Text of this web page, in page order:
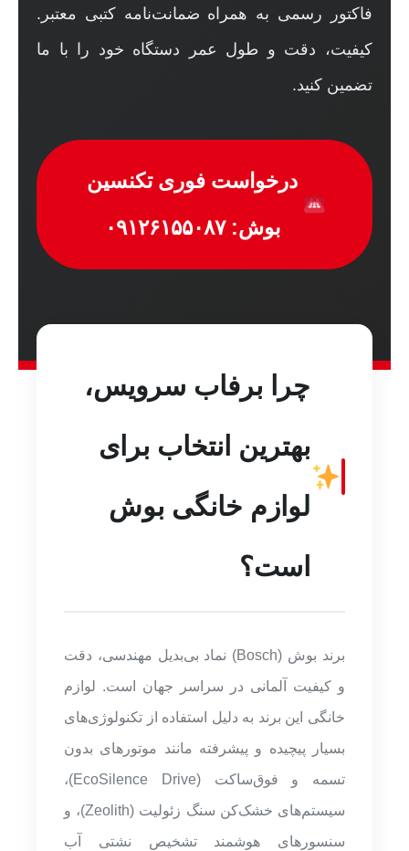
فاکتور رسمی به همراه ضمانت‌نامه کتبی معتبر.
کیفیت، دقت و طول عمر دستگاه خود را با ما
تضمین کنید.
درخواست فوری تکنسین
بوش: ۰۹۱۲۶۱۵۵۰۸۷
چرا برفاب سرویس،
بهترین انتخاب برای
لوازم خانگی بوش
است؟
برند بوش (Bosch) نماد بی‌بدیل مهندسی، دقت
و کیفیت آلمانی در سراسر جهان است. لوازم
خانگی این برند به دلیل استفاده از تکنولوژی‌های
بسیار پیچیده و پیشرفته مانند موتورهای بدون
تسمه و فوق‌ساکت (EcoSilence Drive)،
سیستم‌های خشک‌کن سنگ زئولیت (Zeolith)، و
سنسورهای هوشمند تشخیص نشتی آب